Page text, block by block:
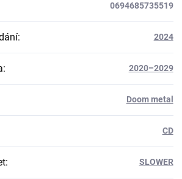
0694685735519
: 2024
: 2020–2029
Doom metal
CD
: SLOWER